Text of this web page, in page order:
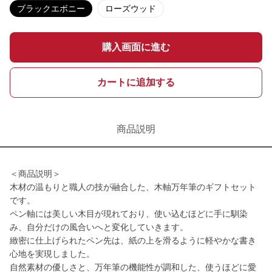
ブラックエボニー ローズウッド
購入画面に進む
カートに追加する
商品説明
＜商品説明＞
木材の温もりと職人の技が融合した、木軸万年筆のギフトセット
です。
ペン軸には美しい木目が現れており、使い込むほどに手に馴染
み、自分だけの風合いへと変化していきます。
緻密に仕上げられたペン先は、紙の上を滑るように軽やかな書き
心地を実現しました。
自然素材の優しさと、万年筆の機能性が調和した、使うほどに愛